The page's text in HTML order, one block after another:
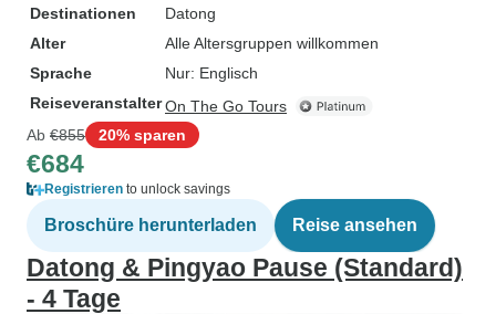
Destinationen
Datong
Alter
Alle Altersgruppen willkommen
Sprache
Nur: Englisch
ReiseveranstalterOn The Go Tours
Ab €855 20% sparen
€684
Registrieren to unlock savings
Broschüre herunterladen Reise ansehen
Datong & Pingyao Pause (Standard)
- 4 Tage